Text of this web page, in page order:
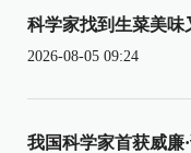
科学家找到生菜美味
2026-08-05 09:24
我国科学家首获威廉